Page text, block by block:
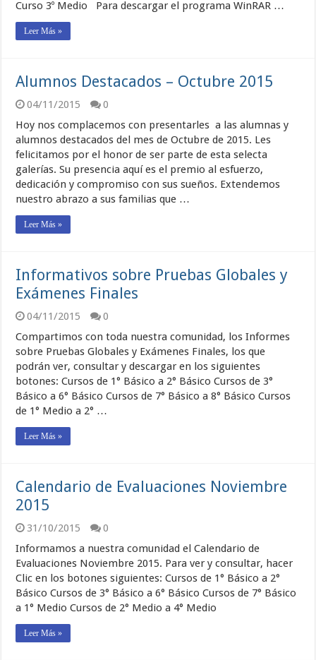
Curso 3º Medio Para descargar el programa WinRAR …
Leer Más »
Alumnos Destacados – Octubre 2015
04/11/2015
0
Hoy nos complacemos con presentarles a las alumnas y
alumnos destacados del mes de Octubre de 2015. Les
felicitamos por el honor de ser parte de esta selecta
galerías. Su presencia aquí es el premio al esfuerzo,
dedicación y compromiso con sus sueños. Extendemos
nuestro abrazo a sus familias que …
Leer Más »
Informativos sobre Pruebas Globales y
Exámenes Finales
04/11/2015
0
Compartimos con toda nuestra comunidad, los Informes
sobre Pruebas Globales y Exámenes Finales, los que
podrán ver, consultar y descargar en los siguientes
botones: Cursos de 1° Básico a 2° Básico Cursos de 3°
Básico a 6° Básico Cursos de 7° Básico a 8° Básico Cursos
de 1° Medio a 2° …
Leer Más »
Calendario de Evaluaciones Noviembre
2015
31/10/2015
0
Informamos a nuestra comunidad el Calendario de
Evaluaciones Noviembre 2015. Para ver y consultar, hacer
Clic en los botones siguientes: Cursos de 1° Básico a 2°
Básico Cursos de 3° Básico a 6° Básico Cursos de 7° Básico
a 1° Medio Cursos de 2° Medio a 4° Medio
Leer Más »